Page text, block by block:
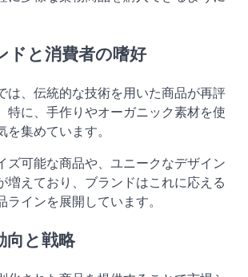
ドと消費者の嗜好
は、伝統的な技術を用いた商品が再評
特に、手作りやオーガニック素材を使
集めています。
ズ可能な商品や、ユニークなデザイン
増えており、ブランドはこれに応える
ラインを展開しています。
向と戦略